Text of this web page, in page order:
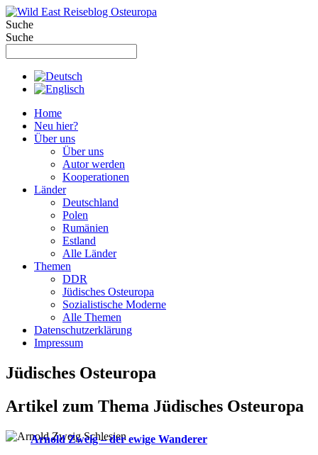
Zum
Inhalt
springen
Suche
Suche
Home
Neu hier?
Über uns
Über uns
Autor werden
Kooperationen
Länder
Deutschland
Polen
Rumänien
Estland
Alle Länder
Themen
DDR
Jüdisches Osteuropa
Sozialistische Moderne
Alle Themen
Datenschutzerklärung
Impressum
Jüdisches Osteuropa
Artikel zum Thema Jüdisches Osteuropa
Arnold Zweig – der ewige Wanderer